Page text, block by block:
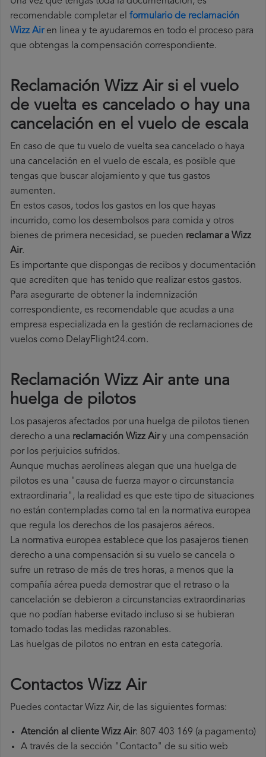
recomendable completar el formulario de reclamación
Wizz Airen linea y te ayudaremos en todo el proceso para
que obtengas la compensación correspondiente.
Reclamación Wizz Air si el vuelo
de vuelta es cancelado o hay una
cancelación en el vuelo de escala
En caso de que tu vuelo de vuelta sea cancelado o haya
una cancelación en el vuelo de escala, es posible que
tengas que buscar alojamiento y que tus gastos
aumenten.
En estos casos, todos los gastos en los que hayas
incurrido, como los desembolsos para comida y otros
bienes de primera necesidad, se pueden reclamar a Wizz
Air.
Es importante que dispongas de recibos y documentación
que acrediten que has tenido que realizar estos gastos.
Para asegurarte de obtener la indemnización
correspondiente, es recomendable que acudas a una
empresa especializada en la gestión de reclamaciones de
vuelos como DelayFlight24.com.
Reclamación Wizz Air ante una
huelga de pilotos
Los pasajeros afectados por una huelga de pilotos tienen
derecho a una reclamación Wizz Airy una compensación
por los perjuicios sufridos.
Aunque muchas aerolíneas alegan que una huelga de
pilotos es una "causa de fuerza mayor o circunstancia
extraordinaria", la realidad es que este tipo de situaciones
no están contempladas como tal en la normativa europea
que regula los derechos de los pasajeros aéreos.
La normativa europea establece que los pasajeros tienen
derecho a una compensación si su vuelo se cancela o
sufre un retraso de más de tres horas, a menos que la
compañía aérea pueda demostrar que el retraso o la
cancelación se debieron a circunstancias extraordinarias
que no podían haberse evitado incluso si se hubieran
tomado todas las medidas razonables.
Las huelgas de pilotos no entran en esta categoría.
Contactos Wizz Air
Puedes contactar Wizz Air, de las siguientes formas:
Atención al cliente Wizz Air: 807 403 169 (a pagamento)
A través de la sección "Contacto" de su sitio web